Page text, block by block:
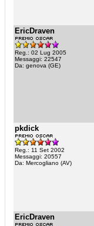
EricDraven
Reg.: 02 Lug 2005
Messaggi: 22547
Da: genova (GE)
pkdick
Reg.: 11 Set 2002
Messaggi: 20557
Da: Mercogliano (AV)
EricDraven